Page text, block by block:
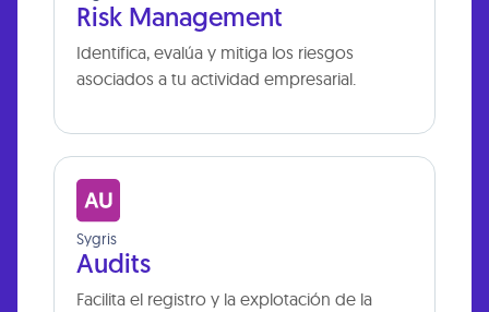
Risk Management
Identifica, evalúa y mitiga los riesgos
asociados a tu actividad empresarial.
Sygris
Audits
Facilita el registro y la explotación de la